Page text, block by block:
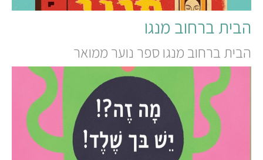
הבית ברחוב מנגו
הבית ברחוב מנגו ספר נוער ממואר